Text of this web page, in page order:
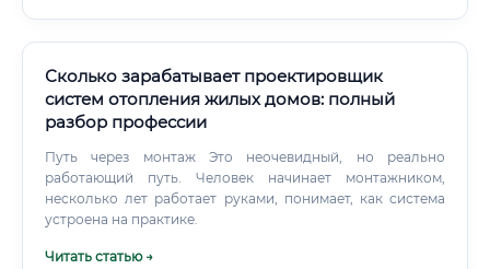
зависит от опыта, квалификации, сложности проектов и
региона.
Сколько зарабатывает проектировщик
систем отопления жилых домов: полный
разбор профессии
Путь через монтаж Это неочевидный, но реально
работающий путь. Человек начинает монтажником,
несколько лет работает руками, понимает, как система
устроена на практике.
Читать статью →